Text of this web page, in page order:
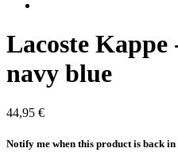
Lacoste
navy blue
44,95 €
Notify me when this product is back in